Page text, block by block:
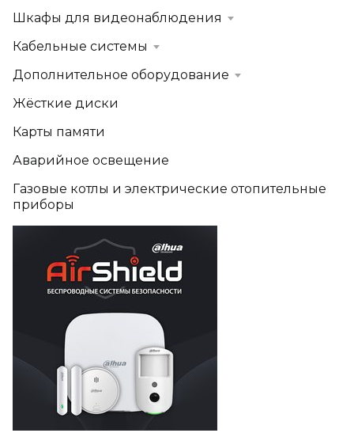
Шкафы для видеонаблюдения
Кабельные системы
Дополнительное оборудование
Жёсткие диски
Карты памяти
Аварийное освещение
Газовые котлы и электрические отопительные
приборы